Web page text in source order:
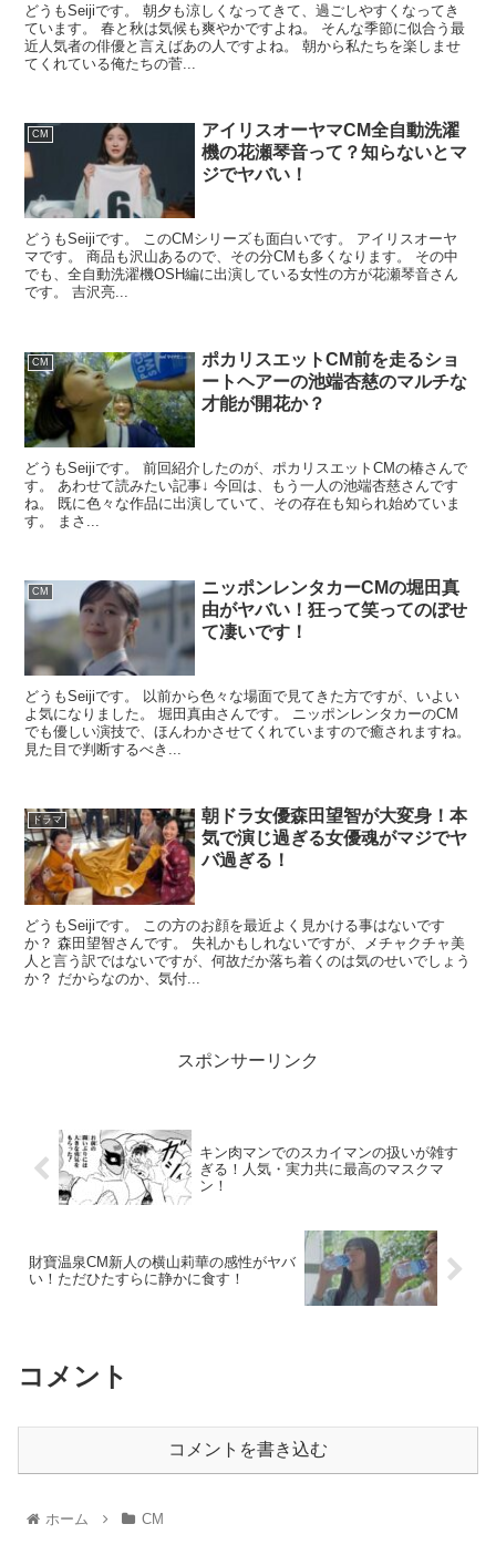
どうもSeijiです。 朝夕も涼しくなってきて、過ごしやすくなってき
ています。 春と秋は気候も爽やかですよね。 そんな季節に似合う最
近人気者の俳優と言えばあの人ですよね。 朝から私たちを楽しませ
てくれている俺たちの菅...
CM
アイリスオーヤマCM全自動洗濯
機の花瀬琴音って？知らないとマ
ジでヤバい！
どうもSeijiです。 このCMシリーズも面白いです。 アイリスオーヤ
マです。 商品も沢山あるので、その分CMも多くなります。 その中
でも、全自動洗濯機OSH編に出演している女性の方が花瀬琴音さん
です。 吉沢亮...
CM
ポカリスエットCM前を走るショ
ートヘアーの池端杏慈のマルチな
才能が開花か？
どうもSeijiです。 前回紹介したのが、ポカリスエットCMの椿さんで
す。 あわせて読みたい記事↓ 今回は、もう一人の池端杏慈さんです
ね。 既に色々な作品に出演していて、その存在も知られ始めていま
す。 まさ...
CM
ニッポンレンタカーCMの堀田真
由がヤバい！狂って笑ってのぼせ
て凄いです！
どうもSeijiです。 以前から色々な場面で見てきた方ですが、いよい
よ気になりました。 堀田真由さんです。 ニッポンレンタカーのCM
でも優しい演技で、ほんわかさせてくれていますので癒されますね。
見た目で判断するべき...
ドラマ
朝ドラ女優森田望智が大変身！本
気で演じ過ぎる女優魂がマジでヤ
バ過ぎる！
どうもSeijiです。 この方のお顔を最近よく見かける事はないです
か？ 森田望智さんです。 失礼かもしれないですが、メチャクチャ美
人と言う訳ではないですが、何故だか落ち着くのは気のせいでしょう
か？ だからなのか、気付...
スポンサーリンク
キン肉マンでのスカイマンの扱いが雑す
ぎる！人気・実力共に最高のマスクマ
ン！
財寶温泉CM新人の横山莉華の感性がヤバ
い！ただひたすらに静かに食す！
コメント
コメントを書き込む
ホーム CM